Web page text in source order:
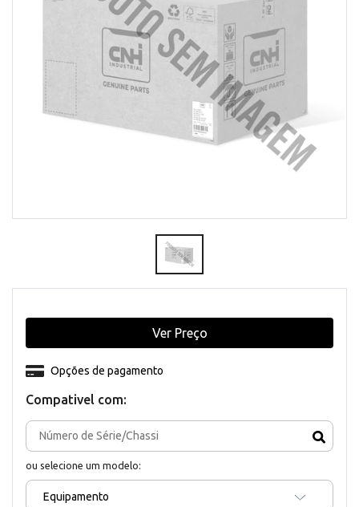
Compativel com:
ou selecione um modelo:
Equipamento
Opções de pagamento
Ver Preço